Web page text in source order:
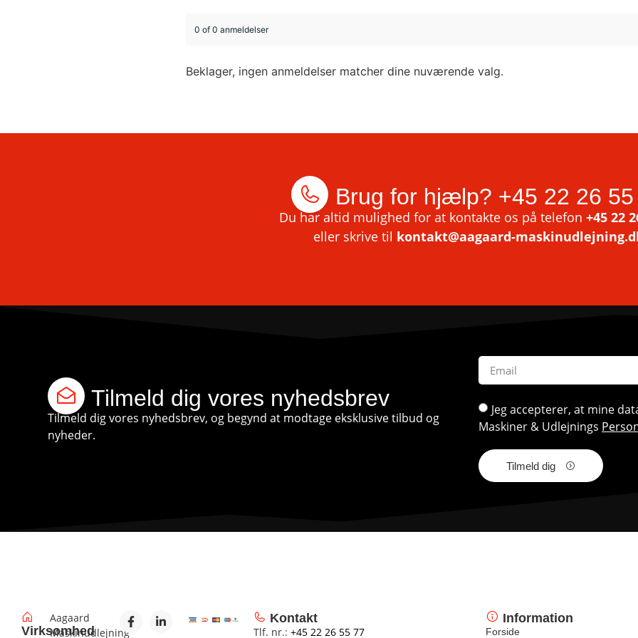
0 of 0 anmeldelser
Beklager, ingen anmeldelser matcher dine nuværende valg.
Brug for hjælp? +45 22 26
Du har altid mulighed for at kontakte os på telefon +45 22
eller skrive til kontakt@aagaard-
Tilmeld dig vores nyhedsbrev
Tilmeld dig vores nyhedsbrev, og begynd at modtage eksklusive tilbud og
nyheder.
Jeg accepterer, at mine
Maskiner & Udlejnings
Tilmeld dig
Virksomhed
Aagaard
Maskinudlejning
Kontakt
Tlf. nr.: +45 22 26 55 77
Information
Forside